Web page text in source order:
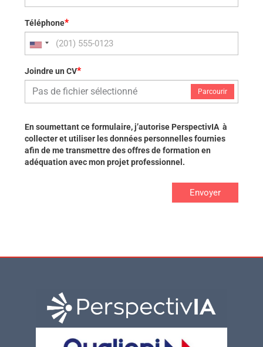
Téléphone*
Joindre un CV*
Pas de fichier sélectionné
Parcourir
En soumettant ce formulaire, j’autorise PerspectivIA à
collecter et utiliser les données personnelles fournies
afin de me transmettre des offres de formation en
adéquation avec mon projet professionnel.
Envoyer